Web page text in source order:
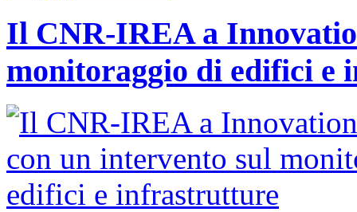
Il CNR-IREA a
monitoraggio di edifici e